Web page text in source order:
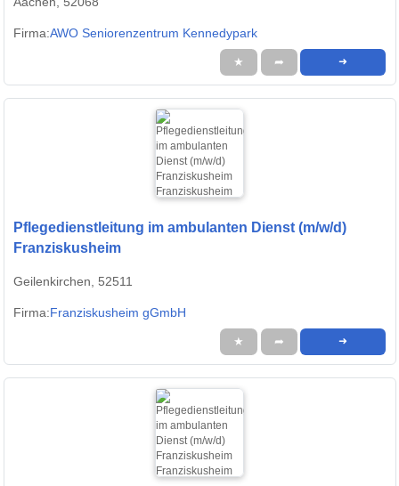
Firma:AWO Seniorenzentrum Kennedypark
★ ➦ ➜
Pflegedienstleitung im ambulanten Dienst (m/w/d)
Franziskusheim
Geilenkirchen, 52511
Firma:Franziskusheim gGmbH
★ ➦ ➜